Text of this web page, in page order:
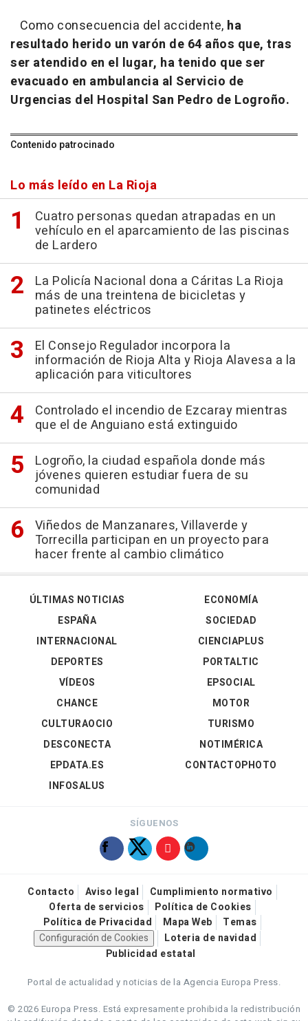
Como consecuencia del accidente, ha
resultado herido un varón de 64 años que, tras
ser atendido en el lugar, ha tenido que ser
evacuado en ambulancia al Servicio de
Urgencias del Hospital San Pedro de Logroño.
Contenido patrocinado
Lo más leído en La Rioja
Cuatro personas quedan atrapadas en un
vehículo en el aparcamiento de las piscinas
de Lardero
La Policía Nacional dona a Cáritas La Rioja
más de una treintena de bicicletas y
patinetes eléctricos
El Consejo Regulador incorpora la
información de Rioja Alta y Rioja Alavesa a la
aplicación para viticultores
Controlado el incendio de Ezcaray mientras
que el de Anguiano está extinguido
Logroño, la ciudad española donde más
jóvenes quieren estudiar fuera de su
comunidad
Viñedos de Manzanares, Villaverde y
Torrecilla participan en un proyecto para
hacer frente al cambio climático
ÚLTIMAS NOTICIAS
ESPAÑA
INTERNACIONAL
DEPORTES
VÍDEOS
ECONOMÍA
SOCIEDAD
CIENCIAPLUS
PORTALTIC
EPSOCIAL
CHANCE
CULTURAOCIO
DESCONECTA
EPDATA.ES
INFOSALUS
MOTOR
TURISMO
NOTIMÉRICA
CONTACTOPHOTO
SÍGUENOS
Contacto Aviso legal
Cumplimiento normativo
Oferta de servicios
Política de Cookies
Política de Privacidad
Mapa Web
Temas
Configuración de Cookies
Loteria de navidad
Publicidad estatal
Portal de actualidad y noticias de la Agencia Europa Press.
© 2026 Europa Press. Está expresamente prohibida la redistribución